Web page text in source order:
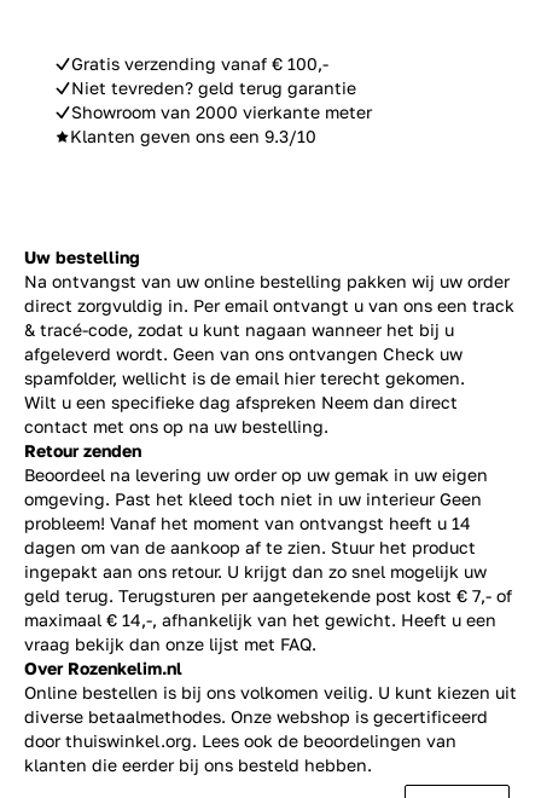
Gratis verzending vanaf € 100,-
Niet tevreden? geld terug garantie
Showroom van 2000 vierkante meter
Klanten geven ons een 9.3/10
Uw bestelling
Na ontvangst van uw online bestelling pakken wij uw order
direct zorgvuldig in. Per email ontvangt u van ons een track
& tracé-code, zodat u kunt nagaan wanneer het bij u
afgeleverd wordt. Geen van ons ontvangen Check uw
spamfolder, wellicht is de email hier terecht gekomen.
Wilt u een specifieke dag afspreken Neem dan direct
contact met ons op na uw bestelling.
Retour zenden
Beoordeel na levering uw order op uw gemak in uw eigen
omgeving. Past het kleed toch niet in uw interieur Geen
probleem! Vanaf het moment van ontvangst heeft u 14
dagen om van de aankoop af te zien. Stuur het product
ingepakt aan ons retour. U krijgt dan zo snel mogelijk uw
geld terug. Terugsturen per aangetekende post kost € 7,- of
maximaal € 14,-, afhankelijk van het gewicht. Heeft u een
vraag bekijk dan onze lijst met FAQ.
Over Rozenkelim.nl
Online bestellen is bij ons volkomen veilig. U kunt kiezen uit
diverse betaalmethodes. Onze webshop is gecertificeerd
door thuiswinkel.org. Lees ook de beoordelingen van
klanten die eerder bij ons besteld hebben.